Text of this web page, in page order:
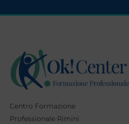
Centro Formazione
Professionale Rimini